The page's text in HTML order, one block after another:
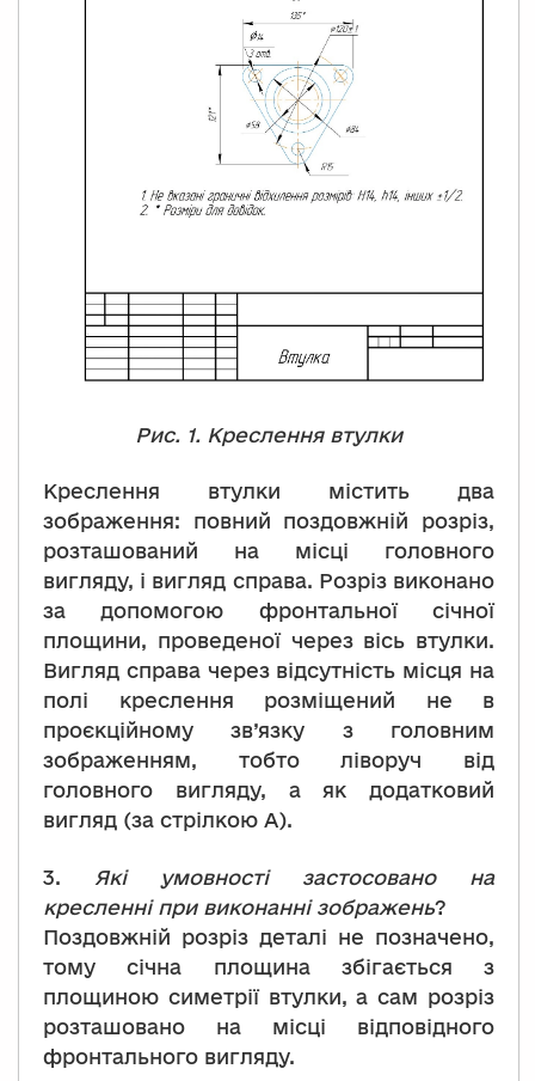
Рис. 1. Креслення втулки
Креслення втулки містить два
зображення: повний поздовжній розріз,
розташований на місці головного
вигляду, і вигляд справа. Розріз виконано
за допомогою фронтальної січної
площини, проведеної через вісь втулки.
Вигляд справа через відсутність місця на
полі креслення розміщений не в
проєкційному зв’язку з головним
зображенням, тобто ліворуч від
головного вигляду, а як додатковий
вигляд (за стрілкою А).
3. Які умовності застосовано на
кресленні при виконанні зображень?
Поздовжній розріз деталі не позначено,
тому січна площина збігається з
площиною симетрії втулки, а сам розріз
розташовано на місці відповідного
фронтального вигляду.